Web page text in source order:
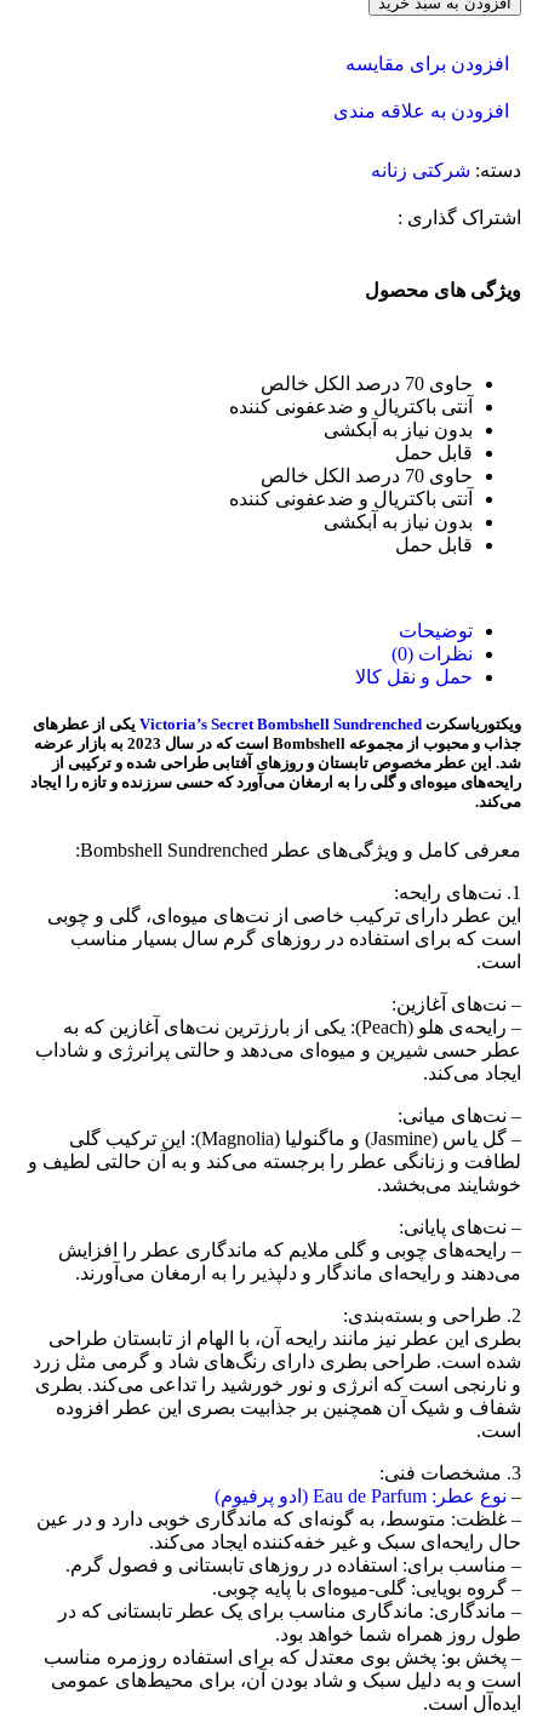
افزودن برای مقایسه
افزودن به علاقه مندی
دسته: شرکتی زنانه
اشتراک گذاری :
ویژگی های محصول
حاوی 70 درصد الکل خالص
آنتی باکتریال و ضدعفونی کننده
بدون نیاز به آبکشی
قابل حمل
حاوی 70 درصد الکل خالص
آنتی باکتریال و ضدعفونی کننده
بدون نیاز به آبکشی
قابل حمل
توضیحات
نظرات (0)
حمل و نقل کالا
ویکتوریاسکرت Victoria’s Secret Bombshell Sundrenched یکی از عطرهای
جذاب و محبوب از مجموعه Bombshell است که در سال 2023 به بازار عرضه
شد. این عطر مخصوص تابستان و روزهای آفتابی طراحی شده و ترکیبی از
رایحه‌های میوه‌ای و گلی را به ارمغان می‌آورد که حسی سرزنده و تازه را ایجاد
می‌کند.
معرفی کامل و ویژگی‌های عطر Bombshell Sundrenched:
1. نت‌های رایحه:
این عطر دارای ترکیب خاصی از نت‌های میوه‌ای، گلی و چوبی
است که برای استفاده در روزهای گرم سال بسیار مناسب
است.
– نت‌های آغازین:
– رایحه‌ی هلو (Peach): یکی از بارزترین نت‌های آغازین که به
عطر حسی شیرین و میوه‌ای می‌دهد و حالتی پرانرژی و شاداب
ایجاد می‌کند.
– نت‌های میانی:
– گل یاس (Jasmine) و ماگنولیا (Magnolia): این ترکیب گلی
لطافت و زنانگی عطر را برجسته می‌کند و به آن حالتی لطیف و
خوشایند می‌بخشد.
– نت‌های پایانی:
– رایحه‌های چوبی و گلی ملایم که ماندگاری عطر را افزایش
می‌دهند و رایحه‌ای ماندگار و دلپذیر را به ارمغان می‌آورند.
2. طراحی و بسته‌بندی:
بطری این عطر نیز مانند رایحه آن، با الهام از تابستان طراحی
شده است. طراحی بطری دارای رنگ‌های شاد و گرمی مثل زرد
و نارنجی است که انرژی و نور خورشید را تداعی می‌کند. بطری
شفاف و شیک آن همچنین بر جذابیت بصری این عطر افزوده
است.
3. مشخصات فنی:
– نوع عطر: Eau de Parfum (ادو پرفیوم)
– غلظت: متوسط، به گونه‌ای که ماندگاری خوبی دارد و در عین
حال رایحه‌ای سبک و غیر خفه‌کننده ایجاد می‌کند.
– مناسب برای: استفاده در روزهای تابستانی و فصول گرم.
– گروه بویایی: گلی-میوه‌ای با پایه چوبی.
– ماندگاری: ماندگاری مناسب برای یک عطر تابستانی که در
طول روز همراه شما خواهد بود.
– پخش بو: پخش بوی معتدل که برای استفاده روزمره مناسب
است و به دلیل سبک و شاد بودن آن، برای محیط‌های عمومی
ایده‌آل است.